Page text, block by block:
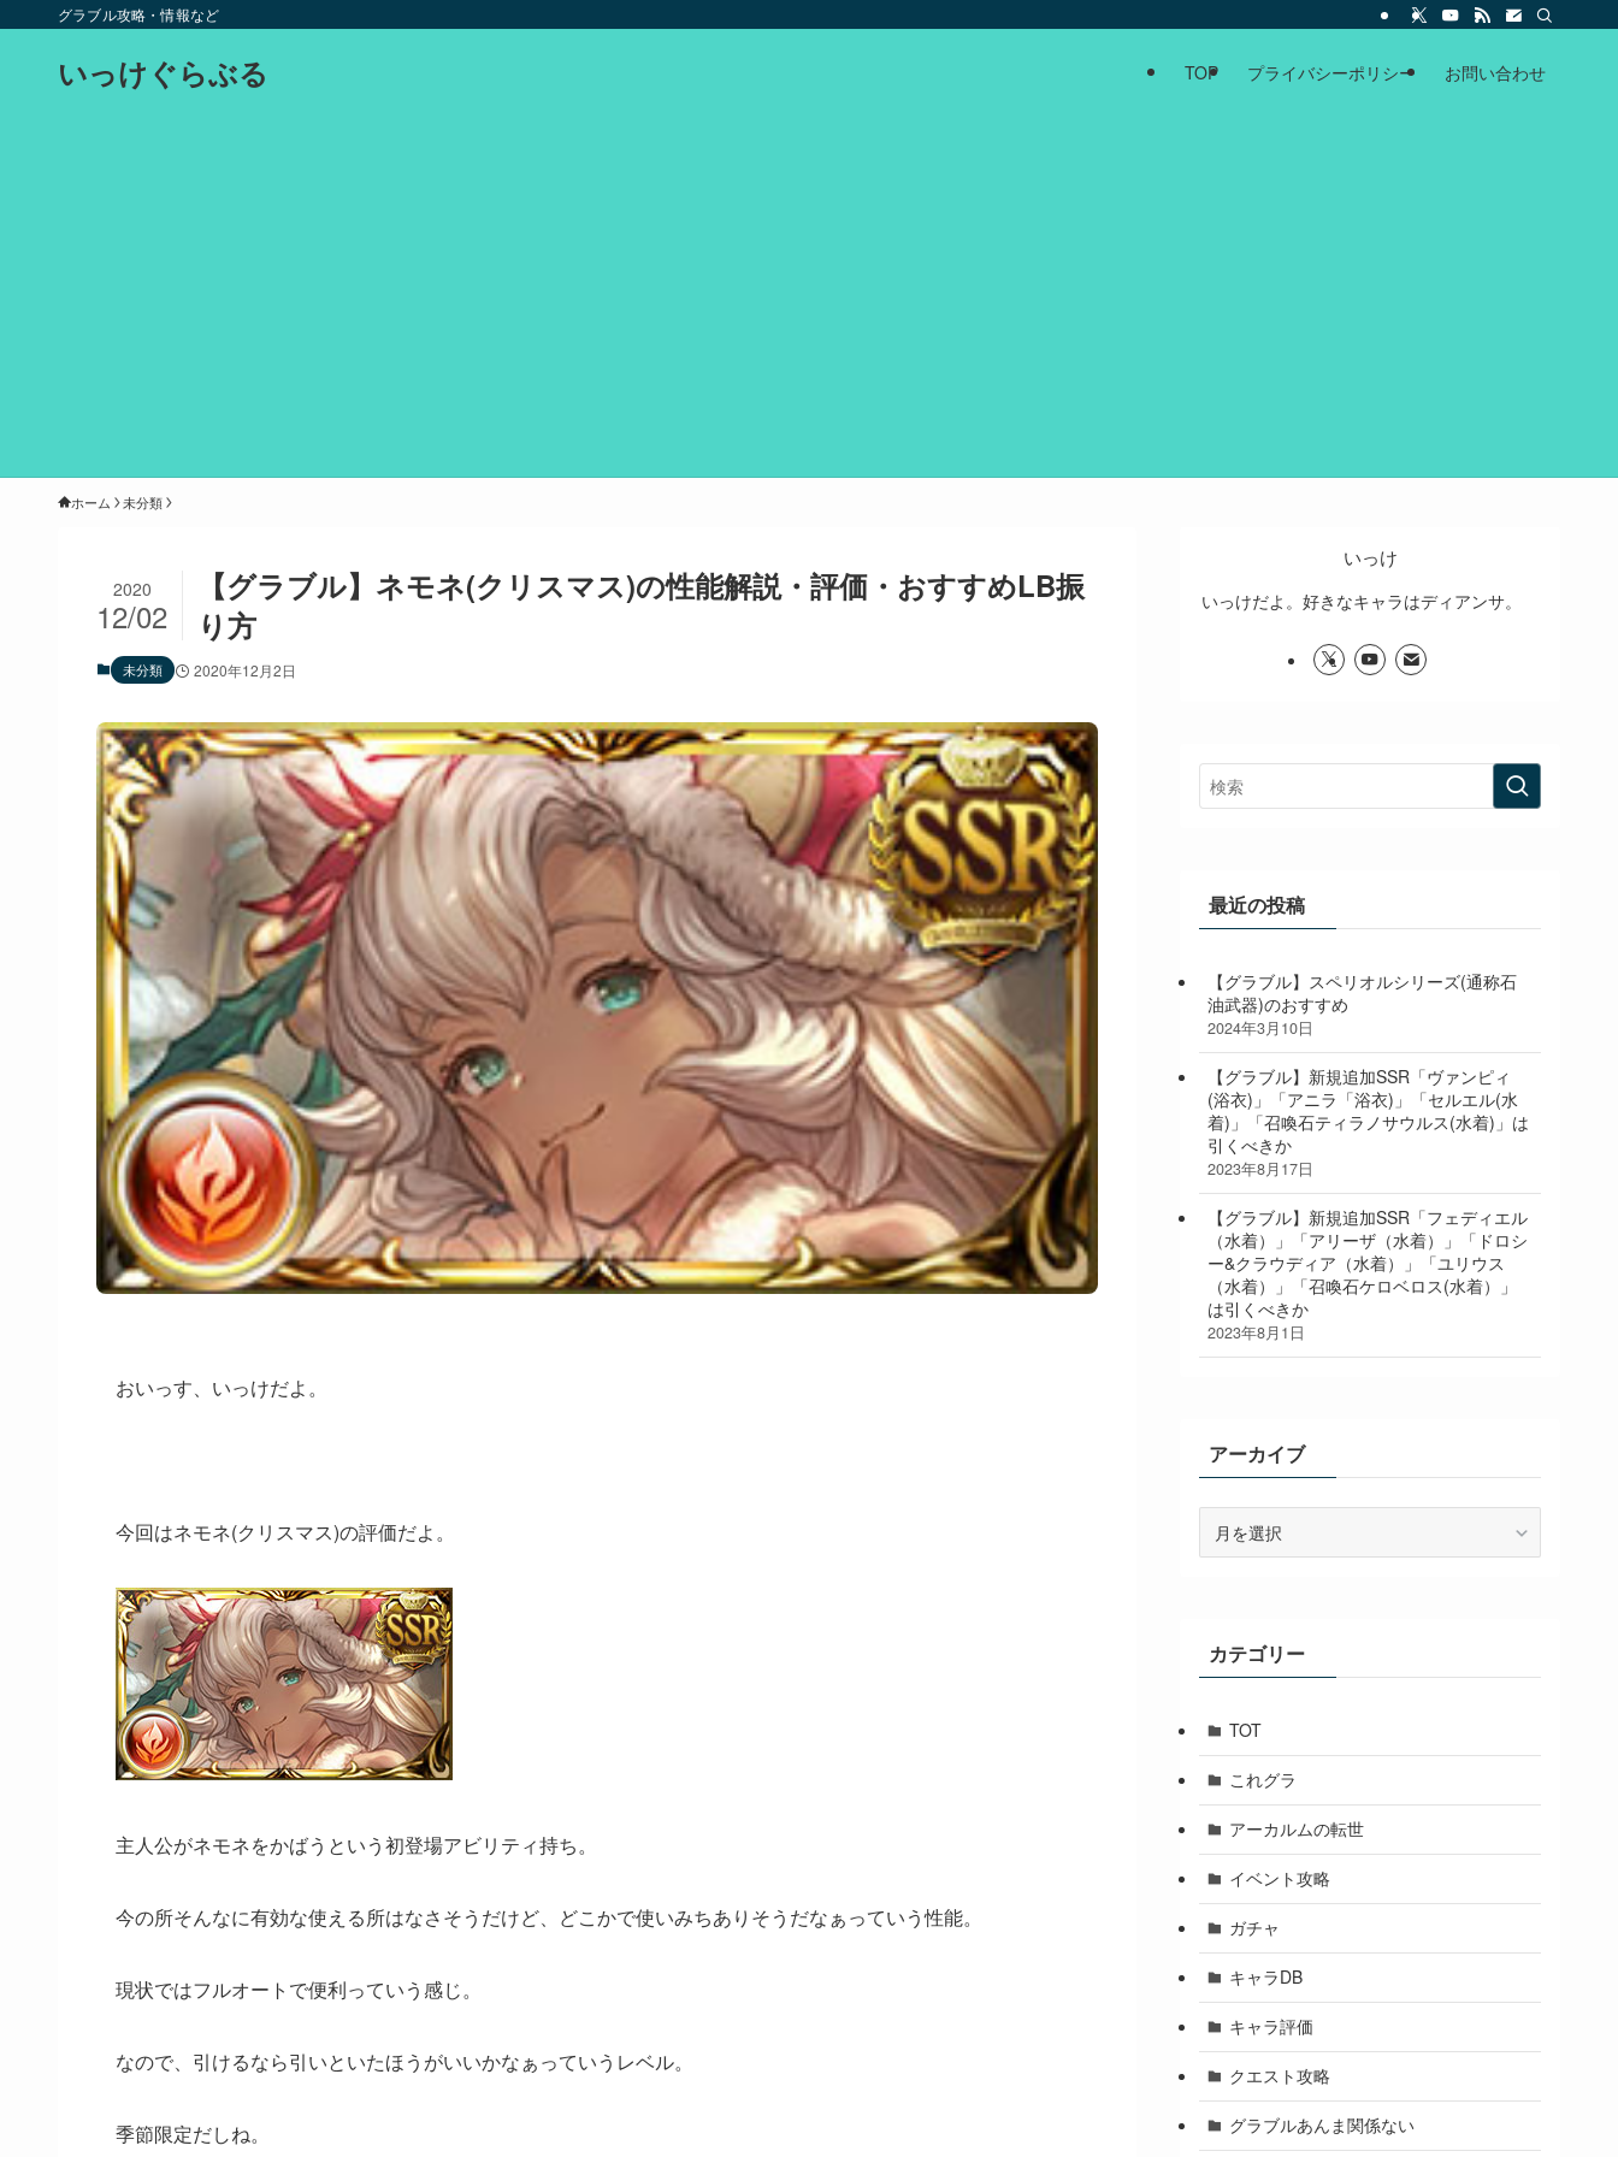
グラブル攻略・情報など
いっけぐらぶる TOP プライバシーポリシー お問い合わせ
ホーム 未分類
【グラブル】ネモネ(クリスマス)の性能解説・評価・おすすめLB振
り方
2020
12/02
未分類 2020年12月2日
おいっす、いっけだよ。
今回はネモネ(クリスマス)の評価だよ。
主人公がネモネをかばうという初登場アビリティ持ち。
今の所そんなに有効な使える所はなさそうだけど、どこかで使いみちありそうだなぁっていう性能。
現状ではフルオートで便利っていう感じ。
なので、引けるなら引いといたほうがいいかなぁっていうレベル。
季節限定だしね。
いっけ
いっけだよ。好きなキャラはディアンサ。
最近の投稿
【グラブル】スペリオルシリーズ(通称石
油武器)のおすすめ
2024年3月10日
【グラブル】新規追加SSR「ヴァンピィ
(浴衣)」「アニラ「浴衣)」「セルエル(水
着)」「召喚石ティラノサウルス(水着)」は
引くべきか
2023年8月17日
【グラブル】新規追加SSR「フェディエル
（水着）」「アリーザ（水着）」「ドロシ
ー&クラウディア（水着）」「ユリウス
（水着）」「召喚石ケロベロス(水着）」
は引くべきか
2023年8月1日
アーカイブ
カテゴリー
TOT
これグラ
アーカルムの転世
イベント攻略
ガチャ
キャラDB
キャラ評価
クエスト攻略
グラブルあんま関係ない